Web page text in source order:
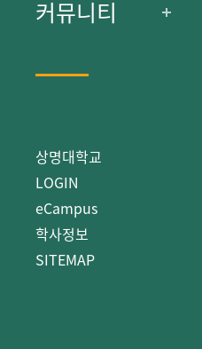
커뮤니티
상명대학교
LOGIN
eCampus
학사정보
SITEMAP